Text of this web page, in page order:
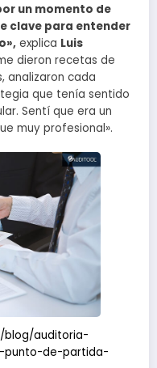
un momento de
clave para entender
explica Luis
dieron recetas de
analizaron cada
que tenía sentido
Sentí que era un
muy profesional».
blog/auditoria-
punto-de-partida-